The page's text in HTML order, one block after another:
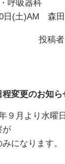
呼吸器科
日(土)AM 森
投稿者
程変更のお知ら
９月より水曜
が
になります。